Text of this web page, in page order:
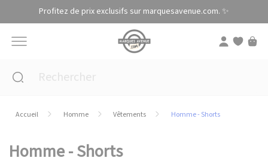
Profitez de prix exclusifs sur marquesavenue.com. ✨
Accueil Homme Vêtements Homme - Shorts
Homme - Shorts
Panneau de gestion des cookies